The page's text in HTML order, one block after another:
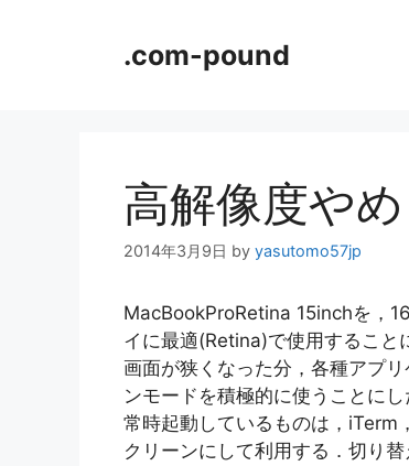
.com-pound
高解像度や
2014年3月9日 by yasutomo57jp
MacBookProRetina 15inchを，
イに最適(Retina)で使用すること
画面が狭くなった分，各種アプ
ンモードを積極的に使うことにし
常時起動しているものは，
クリーンにして利用する．切り